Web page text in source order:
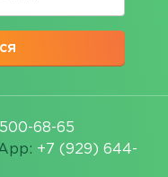
68-65
+7 (929) 644-